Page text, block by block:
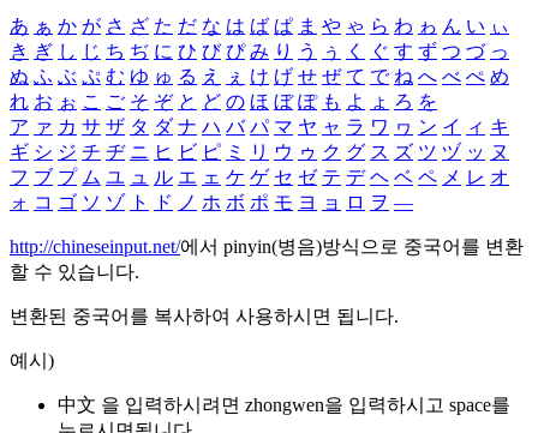
あ ぁ か が さ ざ た だ な は ば ぱ ま や ゃ ら わ ゎ ん い ぃ
き ぎ し じ ち ぢ に ひ び ぴ み り う ぅ く ぐ す ず つ づ っ
ぬ ふ ぶ ぷ む ゆ ゅ る え ぇ け げ せ ぜ て で ね へ べ ぺ め
れ お ぉ こ ご そ ぞ と ど の ほ ぼ ぽ も よ ょ ろ を
ア ァ カ サ ザ タ ダ ナ ハ バ パ マ ヤ ャ ラ ワ ヮ ン イ ィ キ
ギ シ ジ チ ヂ ニ ヒ ビ ピ ミ リ ウ ゥ ク グ ス ズ ツ ヅ ッ ヌ
フ ブ プ ム ユ ュ ル エ ェ ケ ゲ セ ゼ テ デ ヘ ベ ペ メ レ オ
ォ コ ゴ ソ ゾ ト ド ノ ホ ボ ポ モ ヨ ョ ロ ヲ ―
http://chineseinput.net/에서 pinyin(병음)방식으로 중국어를 변환
할 수 있습니다.
변환된 중국어를 복사하여 사용하시면 됩니다.
예시)
中文 을 입력하시려면 zhongwen을 입력하시고 space를